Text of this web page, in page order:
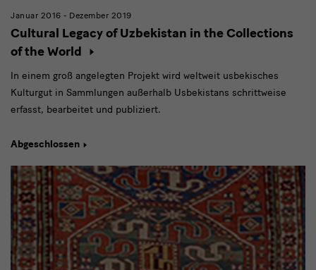
Januar 2016 - Dezember 2019
Cultural Legacy of Uzbekistan in the Collections
of the World
In einem groß angelegten Projekt wird weltweit usbekisches
Kulturgut in Sammlungen außerhalb Usbekistans schrittweise
erfasst, bearbeitet und publiziert.
Abgeschlossen